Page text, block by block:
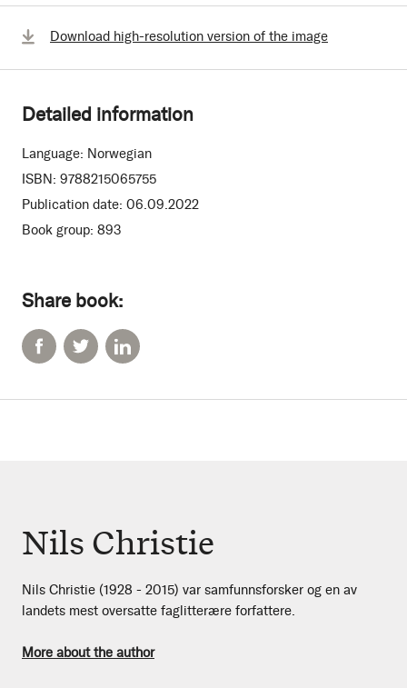
Share book:
Download high-resolution version of the image
Detailed information
Language: Norwegian
ISBN: 9788215065755
Publication date: 06.09.2022
Book group: 893
Nils Christie
Nils Christie (1928 - 2015) var samfunnsforsker og en av
landets mest oversatte faglitterære forfattere.
More about the author